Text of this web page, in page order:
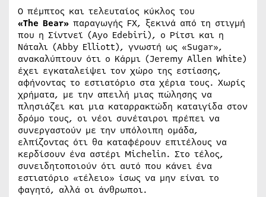
Ο πέμπτος και τελευταίος κύκλος του
«The Bear» παραγωγής FX, ξεκινά από τη στιγμή
που η Σίντνεϊ (Ayo Edebiri), ο Ρίτσι και η
Νάταλι (Abby Elliott), γνωστή ως «Sugar»,
ανακαλύπτουν ότι ο Κάρμι (Jeremy Allen White)
έχει εγκαταλείψει τον χώρο της εστίασης,
αφήνοντας το εστιατόριο στα χέρια τους. Χωρίς
χρήματα, με την απειλή μιας πώλησης να
πλησιάζει και μια καταρρακτώδη καταιγίδα στον
δρόμο τους, οι νέοι συνέταιροι πρέπει να
συνεργαστούν με την υπόλοιπη ομάδα,
ελπίζοντας ότι θα καταφέρουν επιτέλους να
κερδίσουν ένα αστέρι Michelin. Στο τέλος,
συνειδητοποιούν ότι αυτό που κάνει ένα
εστιατόριο «τέλειο» ίσως να μην είναι το
φαγητό, αλλά οι άνθρωποι.